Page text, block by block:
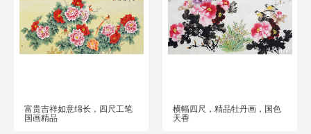
富贵吉祥如意绵长，四尺工笔
国画精品
横幅四尺，精品牡丹画，国色
天香